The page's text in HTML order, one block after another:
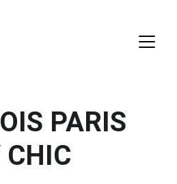
PARIS
CHIC